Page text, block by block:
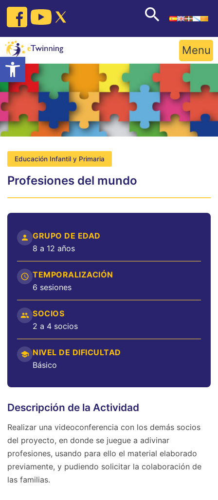
Open toolbar
Skip
content
Menu
Educación Infantil y Primaria
Profesiones del mundo
GRUPO DE EDAD
8 a 12 años
TEMPORALIZACIÓN
6 sesiones
SOCIOS
2 a 4 socios
NIVEL DE DIFICULTAD
Básico
Descripción de la Actividad
Realizar una videoconferencia con los demás socios
del proyecto, en donde se juegue a adivinar
profesiones, usando para ello el material elaborado
previamente, y pudiendo solicitar la colaboración de
las familias.